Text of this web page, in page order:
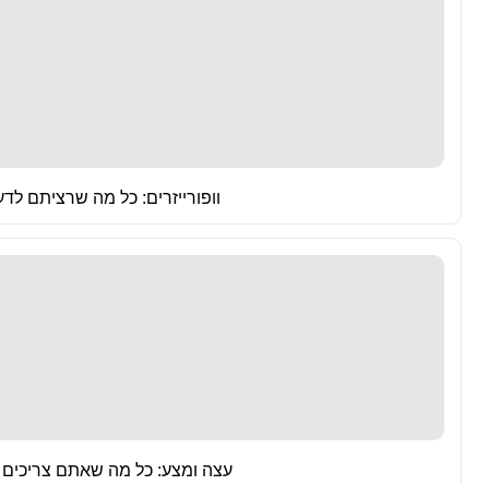
וופורייזרים: כל מה שרציתם
עצה ומצע: כל מה שאתם צריכים